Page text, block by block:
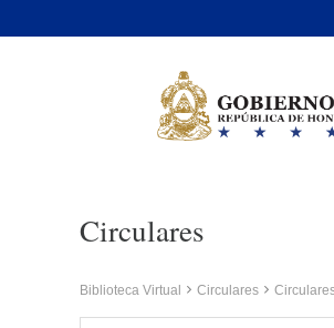
Circulares
Biblioteca Virtual Circulares